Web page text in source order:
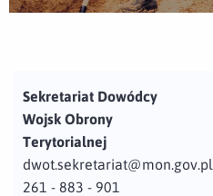
Sekretariat Dowódcy
Wojsk Obrony
Terytorialnej
dwot.sekretariat@mon.gov.pl
261 - 883 - 901